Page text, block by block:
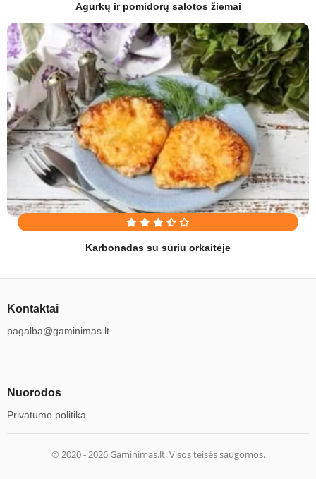
Agurkų ir pomidorų salotos žiemai
Karbonadas su sūriu orkaitėje
Kontaktai
pagalba@gaminimas.lt
Nuorodos
Privatumo politika
© 2020 -2026Gaminimas.lt. Visos teisės saugomos.